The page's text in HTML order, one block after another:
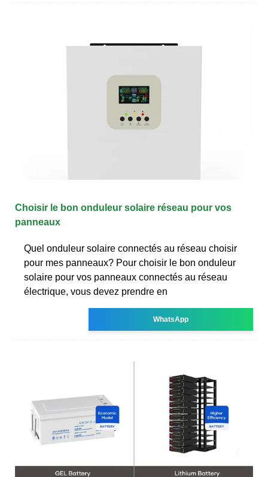
Choisir le bon onduleur solaire réseau pour vos
panneaux
Quel onduleur solaire connectés au réseau choisir
pour mes panneaux? Pour choisir le bon onduleur
solaire pour vos panneaux connectés au réseau
électrique, vous devez prendre en
WhatsApp